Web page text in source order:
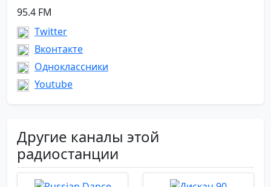
95.4 FM
Twitter
Вконтакте
Одноклассники
Youtube
Другие каналы этой
радиостанции